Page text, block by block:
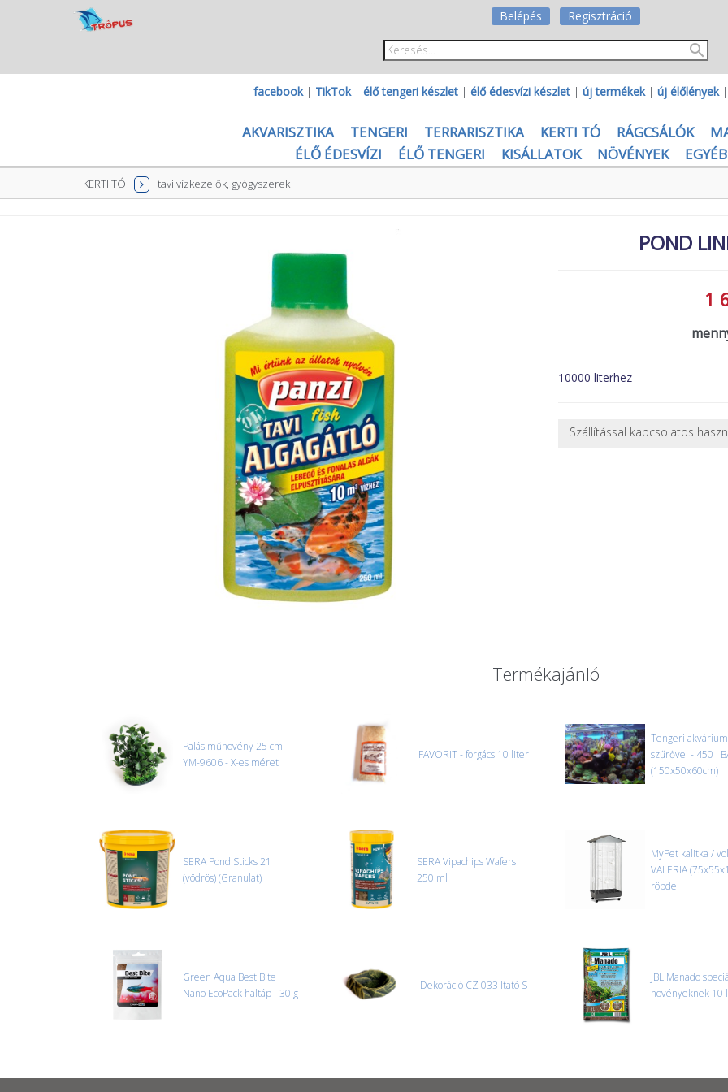
Belépés Regisztráció
facebook| TikTok| élő tengeri készlet | élő édesvízi készlet | új termékek| új élőlények|
AKVARISZTIKA TENGERI TERRARISZTIKA KERTI TÓ RÁGCSÁLÓK
ÉLŐ ÉDESVÍZI
ÉLŐ TENGERI KISÁLLATOK NÖVÉNYEK EGYÉB
KERTI TÓ tavi vízkezelők, gyógyszerek
POND
1
10000 literhez
Szállítással kapcsolatos
Termékajánló
Palás műnövény 25 cm -
YM-9606 - X-es méret
FAVORIT - forgács 10 liter
Tengeri
szűrővel - 450 l
(150x50x60cm)
SERA Pond Sticks 21 l
(vödrös) (Granulat)
SERA Vipachips Wafers
250 ml
MyPet kalitka /
VALERIA
röpde
Green Aqua Best Bite
Nano EcoPack haltáp - 30 g
Dekoráció CZ 033 Itató S
JBL Manado
növényeknek 10